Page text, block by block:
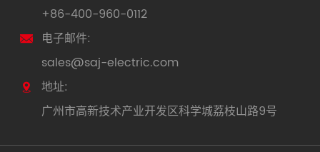
+86-400-960-0112

电子邮件:
sales@saj-electric.com

地址:
广州市高新技术产业开发区科学城荔枝山路9号